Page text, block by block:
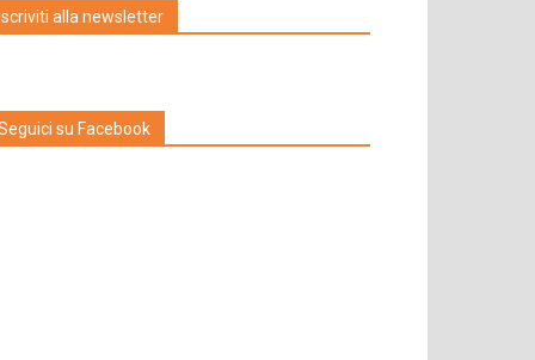
alla newsletter
su Facebook